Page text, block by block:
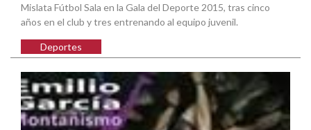
Mislata Fútbol Sala en la Gala del Deporte 2015, tras cinco
años en el club y tres entrenando al equipo juvenil.
Deportes